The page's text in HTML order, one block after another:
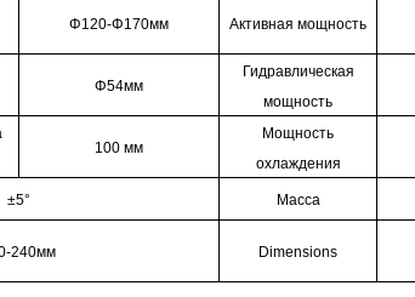
Φ120-Φ170мм Активная мощность
Φ54мм
Гидравлическая
мощность
100 мм
Мощность
охлаждения
±5° Масса
240мм Dimensions